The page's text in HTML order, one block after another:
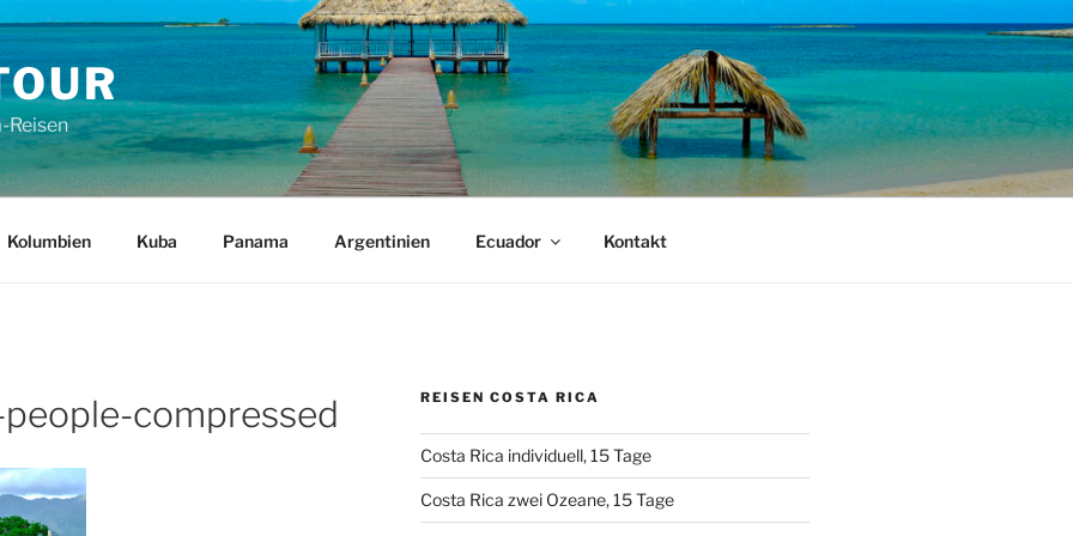
Reisen
Kolumbien Kuba Panama Argentinien Ecuador Kontakt
compressed REISEN COSTA RICA
Costa Rica individuell, 15 Tage
Costa Rica zwei Ozeane, 15 Tage